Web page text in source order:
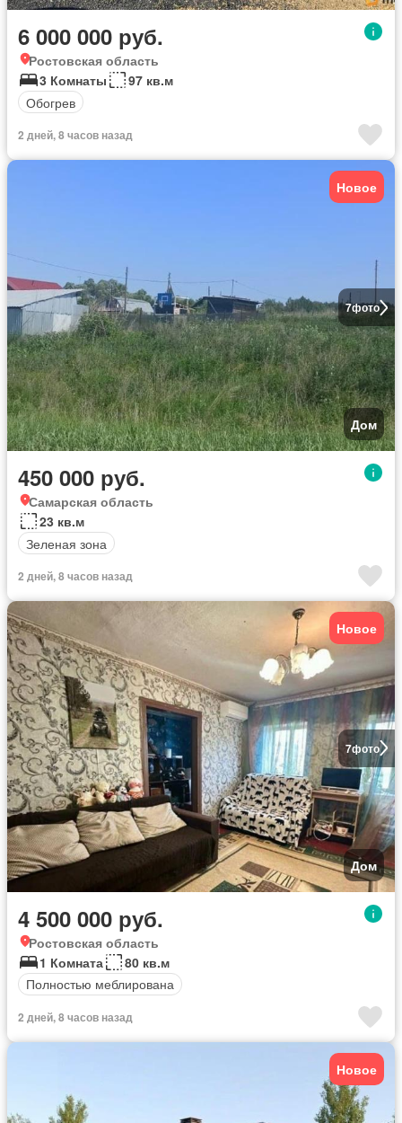
6 000 000 руб.
Ростовская область
3 Комнаты
97 кв.м
Обогрев
2 дней, 8 часов назад
7фото
Новое
Дом
450 000 руб.
Самарская область
23 кв.м
Зеленая зона
2 дней, 8 часов назад
7фото
Новое
Дом
4 500 000 руб.
Ростовская область
1 Комната
80 кв.м
Полностью меблирована
2 дней, 8 часов назад
Новое